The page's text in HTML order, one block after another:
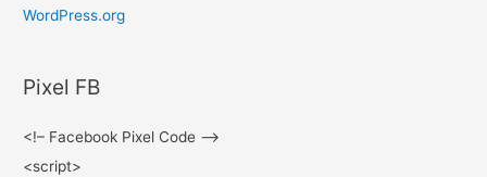
WordPress.org
Pixel FB
<!– Facebook Pixel Code –>
<script>